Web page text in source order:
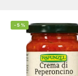
-5 %